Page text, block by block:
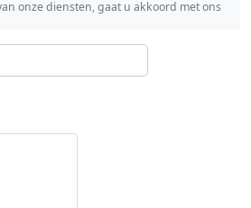
onze diensten, gaat u akkoord met ons